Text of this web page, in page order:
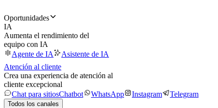
Oportunidades
IA
Aumenta el rendimiento del
equipo con IA
Agente de IA
Asistente de IA
Atención al cliente
Crea una experiencia de atención al
cliente excepcional
Chat para sitiosChatbot WhatsApp Instagram Telegram
Todos los canales